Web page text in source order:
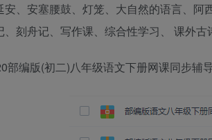
安、安塞腰鼓、灯笼、大自然的语言、
、刻舟记、写作课、综合性学习、 课外
部编版(初二)八年级语文下册网课同步辅